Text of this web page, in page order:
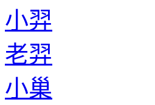
小羿
老羿
小巢